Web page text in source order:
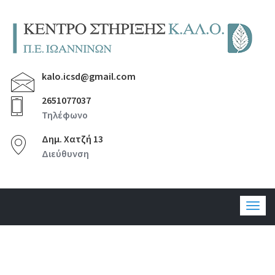
kalo.icsd@gmail.com
2651077037
Τηλέφωνο
Δημ. Χατζή 13
Διεύθυνση